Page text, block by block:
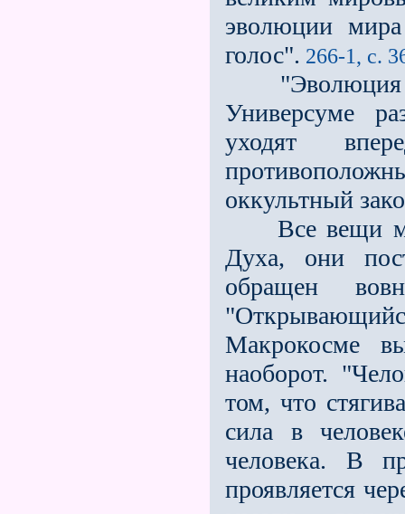
эволюции
голос". 266-1, с.
"Эволюция
Универсуме
уходят
оккультный
Все вещи
Духа, они
обращен
Макрокосме
наоборот.
том, что
сила в
человека. В
проявляется